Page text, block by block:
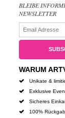
BLEIBE
NEWSLETTER
WARUM
Unikate &
Exklusive
Sicheres
100%